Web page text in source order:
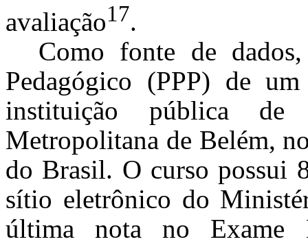
avaliação17.
Como fonte de
Pedagógico (PPP) de
instituição pública
Metropolitana de Belém,
do Brasil. O curso possui
sítio eletrônico do
última nota no Exame